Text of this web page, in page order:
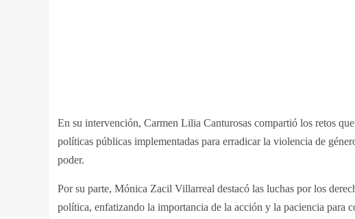
En su intervención, Carmen Lilia Canturosas compartió los retos
políticas públicas implementadas para erradicar la violencia de
poder.
Por su parte, Mónica Zacil Villarreal destacó las luchas por los
política, enfatizando la importancia de la acción y la paciencia para